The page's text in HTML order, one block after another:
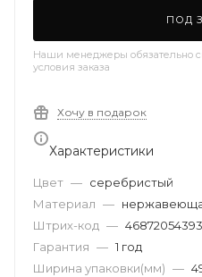
ПОД
Наши менеджеры обязательно
условия заказа
Хочу в подарок
Характеристики
Цвет — серебристый
Материал —
Штрих-код —
Гарантия — 1 год
Ширина упаковки(мм) —